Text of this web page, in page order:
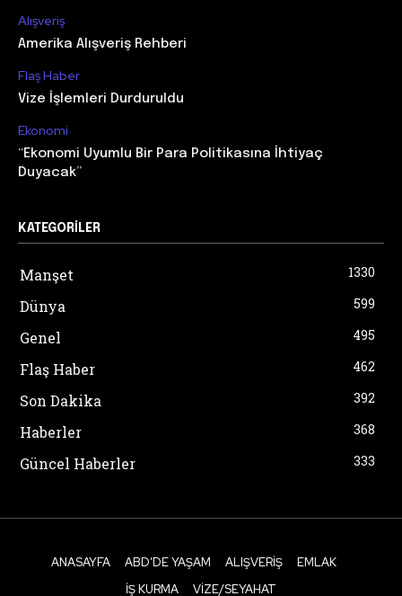
Alışveriş
Amerika Alışveriş Rehberi
Flaş Haber
Vize İşlemleri Durduruldu
Ekonomi
“Ekonomi Uyumlu Bir Para Politikasına İhtiyaç
Duyacak”
KATEGORILER
Manşet 1330
Dünya 599
Genel 495
Flaş Haber 462
Son Dakika 392
Haberler 368
Güncel Haberler 333
ANASAYFA ABD’DE YAŞAM ALIŞVERIŞ
EMLAK
İŞ KURMA
VIZE/SEYAHAT